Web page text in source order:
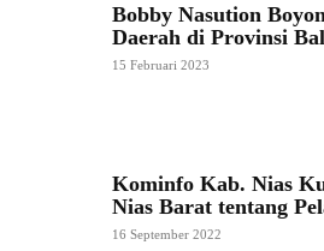
Bobby Nasution
Daerah di Provinsi
15 Februari 2023
Kominfo Kab. Nias
Nias Barat tentang
16 September 2022